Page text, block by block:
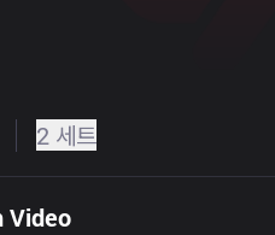
2 세트
Video